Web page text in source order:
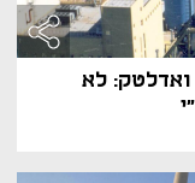
ואדלטק: לא